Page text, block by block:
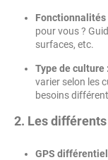
Fonctionnalités
pour vous ?
surfaces, etc.
Type de culture :
varier selon les
besoins
2. Les différents
GPS différentiel